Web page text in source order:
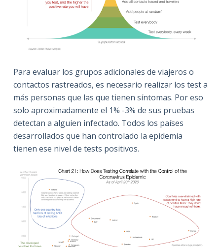
Para evaluar los grupos adicionales de viajeros o
contactos rastreados, es necesario realizar los test a
más personas que las que tienen síntomas. Por eso
solo aproximadamente el 1% -3% de sus pruebas
detectan a alguien infectado. Todos los países
desarrollados que han controlado la epidemia
tienen ese nivel de tests positivos.